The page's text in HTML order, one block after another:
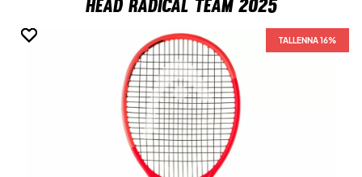
Head Radical Team 2025
TALLENNA 16%
TALLENNA 16%
TALLENNA 16%